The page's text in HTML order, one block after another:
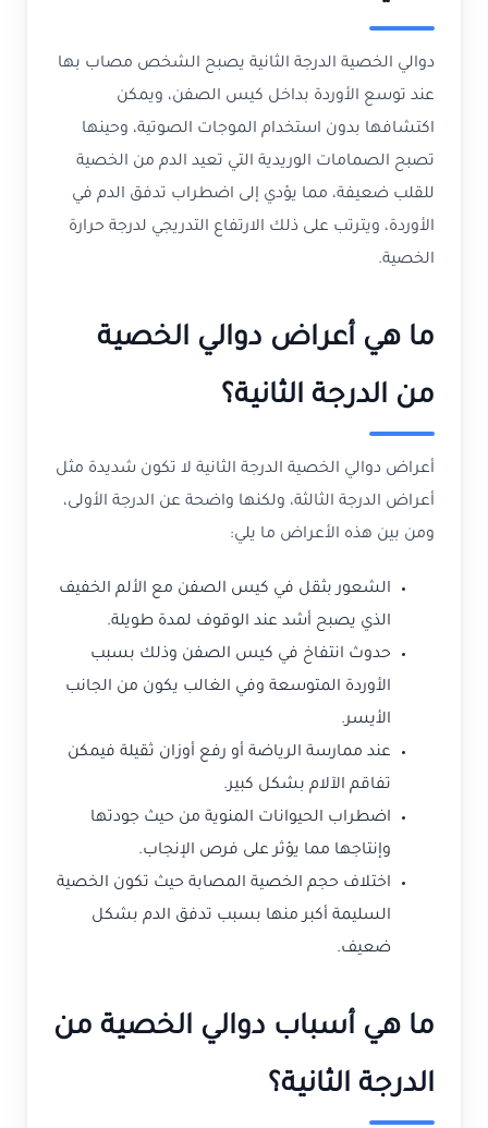
دوالي الخصية الدرجة الثانية يصبح الشخص مصاب بها
عند توسع الأوردة بداخل كيس الصفن، ويمكن
اكتشافها بدون استخدام الموجات الصوتية، وحينها
تصبح الصمامات الوريدية التي تعيد الدم من الخصية
للقلب ضعيفة، مما يؤدي إلى اضطراب تدفق الدم في
الأوردة، ويترتب على ذلك الارتفاع التدريجي لدرجة حرارة
الخصية.
ما هي أعراض دوالي الخصية
من الدرجة الثانية؟
أعراض دوالي الخصية الدرجة الثانية لا تكون شديدة مثل
أعراض الدرجة الثالثة، ولكنها واضحة عن الدرجة الأولى،
ومن بين هذه الأعراض ما يلي:
الشعور بثقل في كيس الصفن مع الألم الخفيف
الذي يصبح أشد عند الوقوف لمدة طويلة.
حدوث انتفاخ في كيس الصفن وذلك بسبب
الأوردة المتوسعة وفي الغالب يكون من الجانب
الأيسر.
عند ممارسة الرياضة أو رفع أوزان ثقيلة فيمكن
تفاقم الآلام بشكل كبير.
اضطراب الحيوانات المنوية من حيث جودتها
وإنتاجها مما يؤثر على فرص الإنجاب.
اختلاف حجم الخصية المصابة حيث تكون الخصية
السليمة أكبر منها بسبب تدفق الدم بشكل
ضعيف.
ما هي أسباب دوالي الخصية من
الدرجة الثانية؟